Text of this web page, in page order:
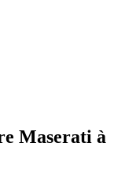
Maserati à